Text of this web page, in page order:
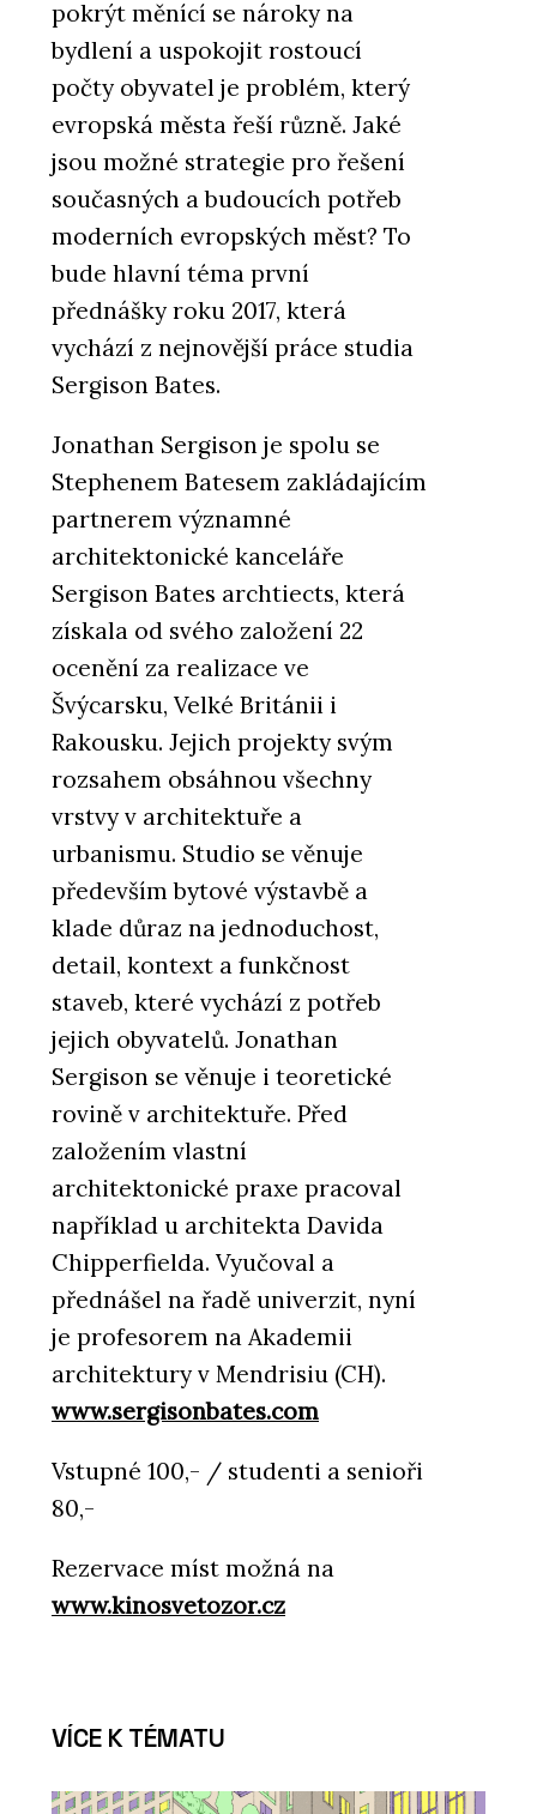
pokrýt měnící se nároky na
bydlení a uspokojit rostoucí
počty obyvatel je problém, který
evropská města řeší různě. Jaké
jsou možné strategie pro řešení
současných a budoucích potřeb
moderních evropských měst? To
bude hlavní téma první
přednášky roku 2017, která
vychází z nejnovější práce studia
Sergison Bates.
Jonathan Sergison je spolu se
Stephenem Batesem zakládajícím
partnerem významné
architektonické kanceláře
Sergison Bates archtiects, která
získala od svého založení 22
ocenění za realizace ve
Švýcarsku, Velké Británii i
Rakousku. Jejich projekty svým
rozsahem obsáhnou všechny
vrstvy v architektuře a
urbanismu. Studio se věnuje
především bytové výstavbě a
klade důraz na jednoduchost,
detail, kontext a funkčnost
staveb, které vychází z potřeb
jejich obyvatelů. Jonathan
Sergison se věnuje i teoretické
rovině v architektuře. Před
založením vlastní
architektonické praxe pracoval
například u architekta Davida
Chipperfielda. Vyučoval a
přednášel na řadě univerzit, nyní
je profesorem na Akademii
architektury v Mendrisiu (CH).
www.sergisonbates.com
Vstupné 100,- / studenti a senioři
80,-
Rezervace míst možná na
www.kinosvetozor.cz
VÍCE K TÉMATU